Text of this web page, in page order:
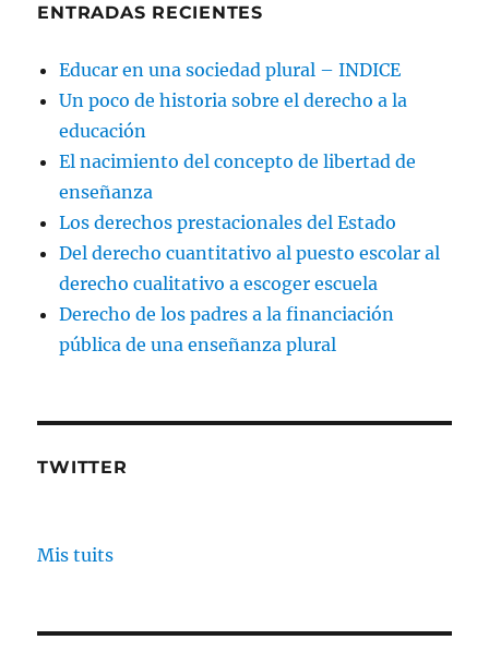
ENTRADAS RECIENTES
Educar en una sociedad plural – INDICE
Un poco de historia sobre el derecho a la
educación
El nacimiento del concepto de libertad de
enseñanza
Los derechos prestacionales del Estado
Del derecho cuantitativo al puesto escolar al
derecho cualitativo a escoger escuela
Derecho de los padres a la financiación
pública de una enseñanza plural
TWITTER
Mis tuits